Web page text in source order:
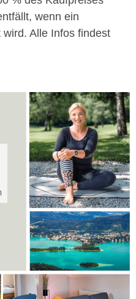
wenn ein
Alle Infos findest